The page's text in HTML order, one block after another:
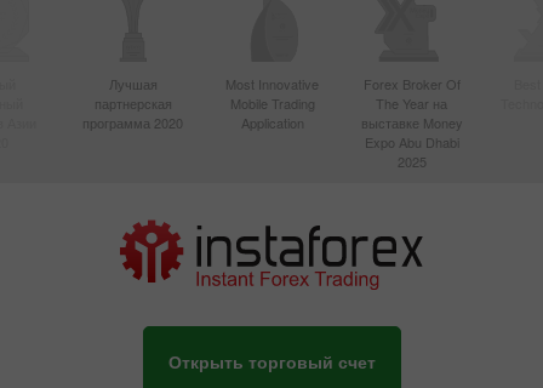
Лучшая
партнерская
программа 2020
Most Innovative
Mobile Trading
Application
Forex Broker Of
The Year на
выставке Money
Expo Abu Dhabi
2025
Открыть торговый счет